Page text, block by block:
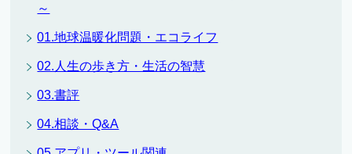
～
01.地球温暖化問題・エコライフ
02.人生の歩き方・生活の智慧
03.書評
04.相談・Q&A